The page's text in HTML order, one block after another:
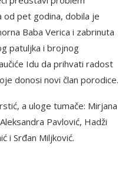
od pet godina, dobila je
Baba Verica i zabrinuta
patuljka i brojnog
Idu da prihvati radost
donosi novi član porodice.
a uloge tumače: Mirjana
Pavlović, Hadži
i Srđan Miljković.